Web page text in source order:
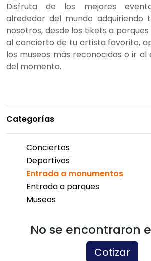
Disfruta de los mejores
alrededor del mundo adquiriendo
nosotros, desde los tikets a
al concierto de tu artista favorito,
los museos más reconocidos o ir
del momento.
Categorías
Conciertos
Deportivos
Entrada a monumentos
Entrada a parques
Museos
No se encontraron
Cotizar